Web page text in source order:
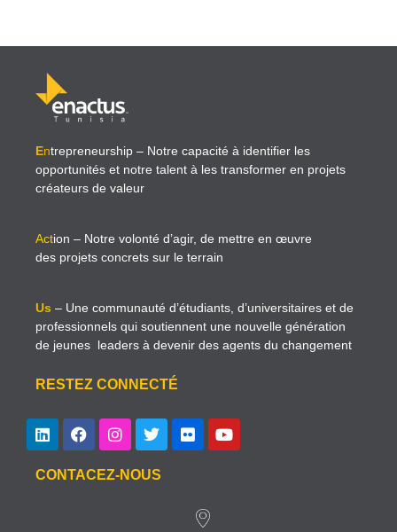
Entrepreneurship – Notre capacité à identifier les
opportunités et notre talent à les transformer en projets
créateurs de valeur
Action – Notre volonté d’agir, de mettre en œuvre
des projets concrets sur le terrain
Us – Une communauté d’étudiants, d’universitaires et de
professionnels qui soutiennent une nouvelle génération
de jeunes leaders à devenir des agents du changement
RESTEZ CONNECTÉ
CONTACEZ-NOUS